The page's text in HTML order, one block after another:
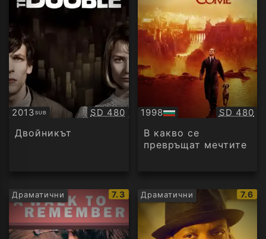
2013SUB
Субтитри Качество:
SD 480
Двойникът
1998
БГ
аудио
SD 480
В какво се
превръщат мечтите
Драматични
IMDb
рейтинг:
7.3 Драматични
IMDb
7.6